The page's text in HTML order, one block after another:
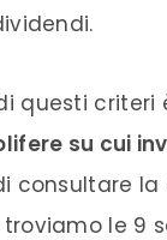
questi
su cui
consultare
le 9